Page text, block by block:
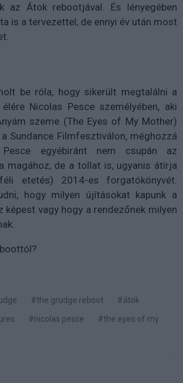
az Átok rebootjával. És lényegében
is a tervezettel, de ennyi év után most
be róla, hogy sikerült megtalálni a
Nicolas Pesce személyében, aki
szeme (The Eyes of My Mother)
Sundance Filmfesztiválon, méghozzá
egyébiránt nem csupán az
magához, de a tollat is, ugyanis átírja
etetés) 2014-es forgatókönyvét.
hogy milyen újításokat kapunk a
képest vagy hogy a rendezőnek milyen
#the grudge reboot
#átok
#nicolas pesce
#the eyes of my